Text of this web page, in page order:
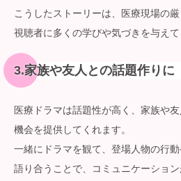
こうしたストーリーは、医療現場の
視聴者に多くの学びや気づきを与えて
3.家族や友人との話題作りに
医療ドラマは話題性が高く、家族や
機会を提供してくれます。
一緒にドラマを観て、登場人物の行
語り合うことで、コミュニケーション